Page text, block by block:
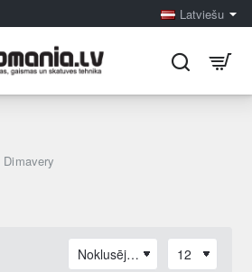
Latviešu
Dimavery